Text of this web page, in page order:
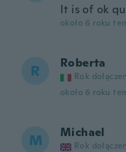
It is of ok
około 6 roku
R Roberta
Rok
około 6 roku
M Michael
Rok